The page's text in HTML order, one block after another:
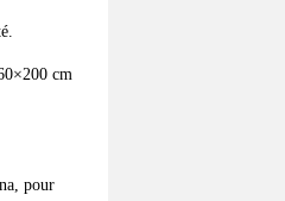
cm
pour